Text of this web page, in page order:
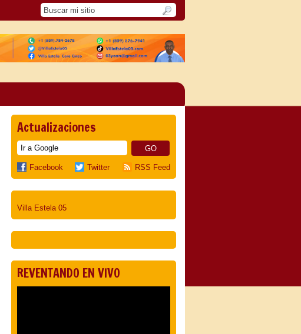
Actualizaciones
Facebook Twitter RSS Feed
Villa Estela 05
REVENTANDO EN VIVO